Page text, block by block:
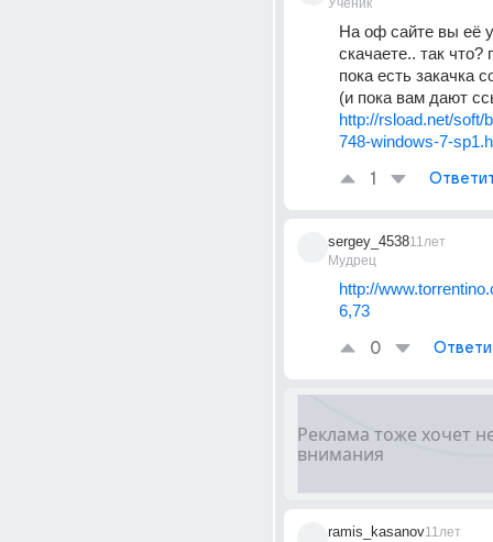
Ученик
На оф сайте вы её
скачаете.. так что?
пока есть закачка
(и пока вам дают
http://rsload.net/soft/
748-windows-7-
1
sergey_4538
Мудрец
11лет
http://
6,73
0
ramis_kasanov11лет